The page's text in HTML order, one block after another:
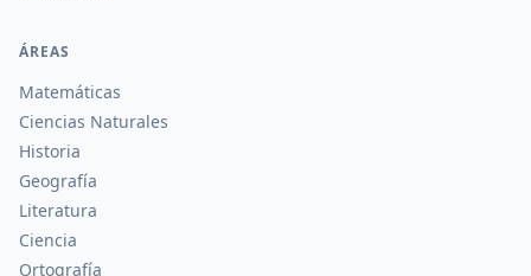
ÁREAS
Matemáticas
Ciencias Naturales
Historia
Geografía
Literatura
Ciencia
Ortografía